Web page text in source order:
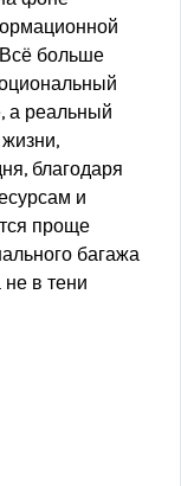
Всё больше
а реальный
благодаря
и
проще
багажа
не в тени